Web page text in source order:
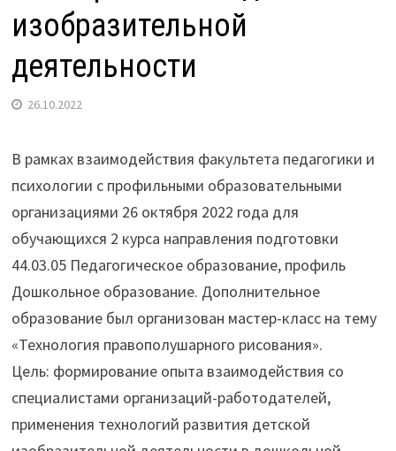
изобразительной
деятельности
26.10.2022
В рамках взаимодействия факультета педагогики и
психологии с профильными образовательными
организациями 26 октября 2022 года для
обучающихся 2 курса направления подготовки
44.03.05 Педагогическое образование, профиль
Дошкольное образование. Дополнительное
образование был организован мастер-класс на тему
«Технология правополушарного рисования».
Цель: формирование опыта взаимодействия со
специалистами организаций-работодателей,
применения технологий развития детской